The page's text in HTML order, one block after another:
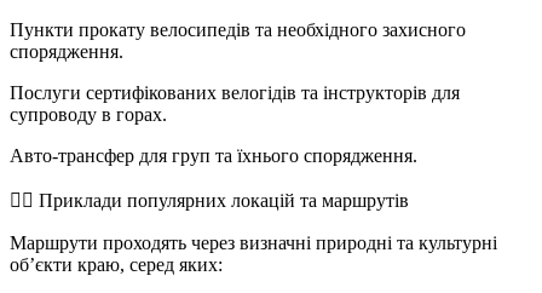
Пункти прокату велосипедів та необхідного захисного
спорядження.
Послуги сертифікованих велогідів та інструкторів для
супроводу в горах.
Авто-трансфер для груп та їхнього спорядження.
🚴‍♂️ Приклади популярних локацій та маршрутів
Маршрути проходять через визначні природні та культурні
об’єкти краю, серед яких: